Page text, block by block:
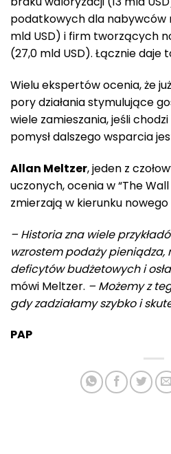
podatkowych dla nabywców
mld USD) i firm tworzących
(27,0 mld USD). Łącznie daje
Wielu ekspertów ocenia, że
pory działania stymulujące
wiele zamieszania, jeśli
pomysł dalszego wsparcia
Allan Meltzer, jeden z
uczonych, ocenia w “The
zmierzają w kierunku
– Historia zna wiele
wzrostem podaży pieniądza,
deficytów budżetowych i
mówi Meltzer. – Możemy z
gdy zadziałamy szybko i
PAP